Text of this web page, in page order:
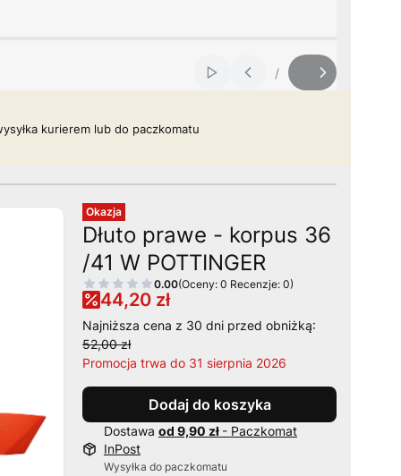
Włącz automatyczne
Slajd
/
z
kurierem lub do paczkomatu
Okazja
Dłuto prawe - korpus 36
/41 W POTTINGER
0.00(Oceny: 0 Recenzje: 0)
44,20 zł
Najniższa cena z 30 dni przed obniżką:
52,00 zł
Promocja trwa do 31 sierpnia 2026
Dodaj do koszyka
Dostawa od 9,90 zł - Paczkomat
InPost
Wysyłka do paczkomatu